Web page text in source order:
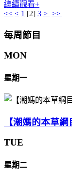
繼續觀看+
<< < 1 [2] 3 > >>
每周節目
MON
星期一
【潮媽的本草
TUE
星期二